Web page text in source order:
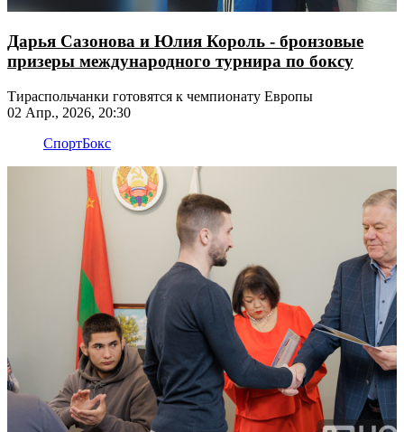
Дарья Сазонова и Юлия Король - бронзовые
призеры международного турнира по боксу
Тираспольчанки готовятся к чемпионату Европы
02 Апр., 2026, 20:30
СпортБокс